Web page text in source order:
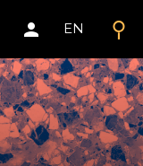
search
person EN